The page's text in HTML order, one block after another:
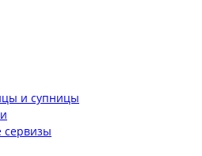
и супницы
сервизы